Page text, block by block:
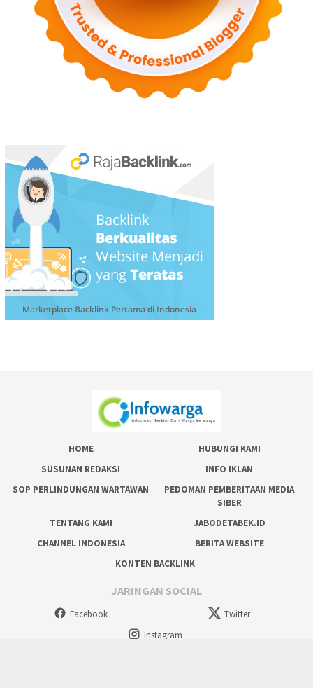
HOME
HUBUNGI KAMI
SUSUNAN REDAKSI
INFO IKLAN
SOP PERLINDUNGAN WARTAWAN
PEDOMAN PEMBERITAAN MEDIA
SIBER
TENTANG KAMI
JABODETABEK.ID
CHANNEL INDONESIA
BERITA WEBSITE
KONTEN BACKLINK
JARINGAN SOCIAL
Facebook
Twitter
Instagram